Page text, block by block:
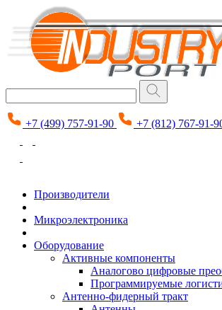
+7 (499) 757-91-90 +7 (812) 767-91-
Производители
Микроэлектроника
Оборудование
Активные компоненты
Аналогово цифровые
Программируемые
Антенно-фидерный тракт